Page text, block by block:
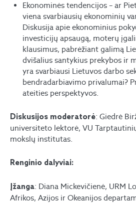
Ekonominės tendencijos – ar
viena svarbiausių ekonominių
Diskusija apie ekonominius
investicijų apsaugą, moterų
klausimus, pabrėžiant galimą
dvišalius santykius prekybos ir
yra svarbiausi Lietuvos darbo
bendradarbiavimo privalumai?
ateities perspektyvos.
Diskusijos moderatorė: Giedrė
universiteto lektorė, VU
mokslų institutas.
Renginio dalyviai:
Įžanga: Diana Mickevičienė, URM
Afrikos, Azijos ir Okeanijos